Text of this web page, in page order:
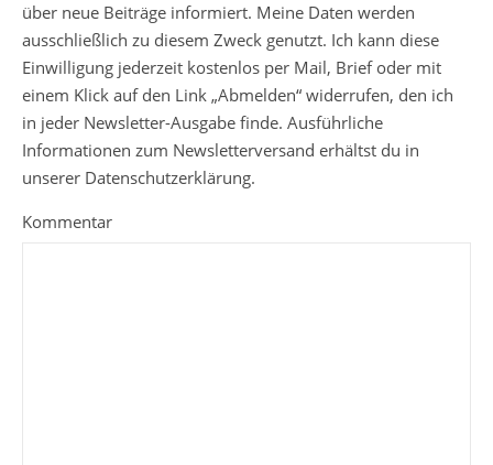
über neue Beiträge informiert. Meine Daten werden
ausschließlich zu diesem Zweck genutzt. Ich kann diese
Einwilligung jederzeit kostenlos per Mail, Brief oder mit
einem Klick auf den Link „Abmelden“ widerrufen, den ich
in jeder Newsletter-Ausgabe finde. Ausführliche
Informationen zum Newsletterversand erhältst du in
unserer Datenschutzerklärung.
Kommentar